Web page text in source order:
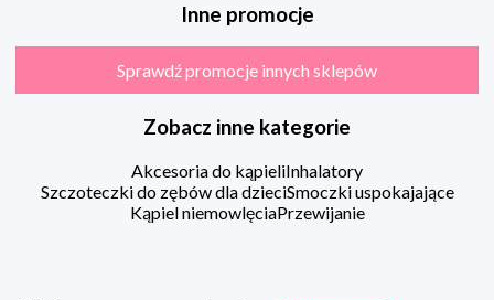
Inne promocje
Sprawdź promocje innych sklepów
Zobacz inne kategorie
Akcesoria do kąpieliInhalatory
Szczoteczki do zębów dla dzieciSmoczki uspokajające
Kąpiel niemowlęciaPrzewijanie